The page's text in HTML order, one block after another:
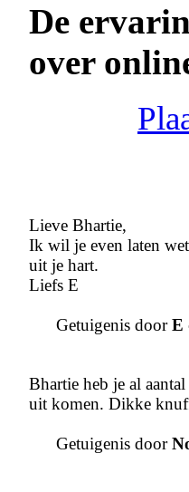
De
over
Lieve Bhartie,
Ik wil je even laten
uit je hart.
Liefs E
Getuigenis doorE
Bhartie heb je al
uit komen. Dikke
Getuigenis door